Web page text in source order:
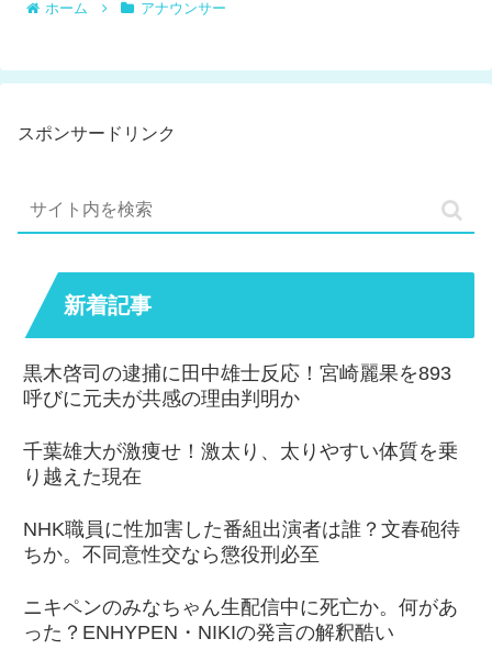
ホーム アナウンサー
スポンサードリンク
新着記事
黒木啓司の逮捕に田中雄士反応！宮崎麗果を893
呼びに元夫が共感の理由判明か
千葉雄大が激痩せ！激太り、太りやすい体質を乗
り越えた現在
NHK職員に性加害した番組出演者は誰？文春砲待
ちか。不同意性交なら懲役刑必至
ニキペンのみなちゃん生配信中に死亡か。何があ
った？ENHYPEN・NIKIの発言の解釈酷い